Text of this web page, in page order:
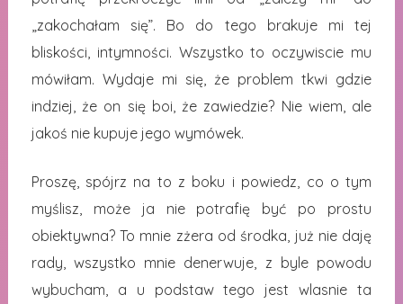
„zakochałam się”. Bo do tego brakuje mi tej
bliskości, intymności. Wszystko to oczywiscie mu
mówiłam. Wydaje mi się, że problem tkwi gdzie
indziej, że on się boi, że zawiedzie? Nie wiem, ale
jakoś nie kupuje jego wymówek.
Proszę, spójrz na to z boku i powiedz, co o tym
myślisz, może ja nie potrafię być po prostu
obiektywna? To mnie zżera od środka, już nie daję
rady, wszystko mnie denerwuje, z byle powodu
wybucham, a u podstaw tego jest wlasnie ta